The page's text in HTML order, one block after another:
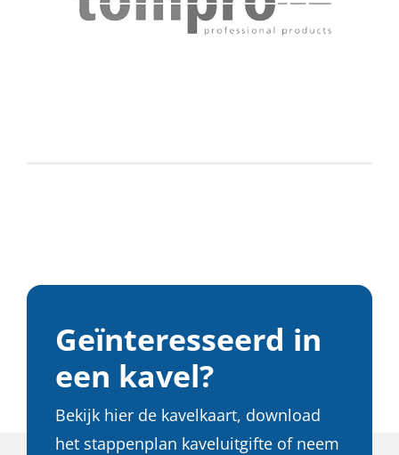
Geïnteresseerd in
een kavel?
Bekijk hier de kavelkaart, download
het stappenplan kaveluitgifte of neem